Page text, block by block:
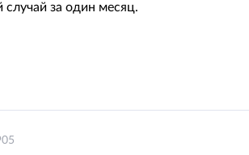
за один месяц.